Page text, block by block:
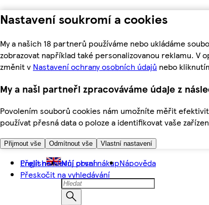
Nastavení soukromí a cookies
My a našich 18 partnerů používáme nebo ukládáme
zobrazovat například také personalizovanou reklamu. V
změnit v Nastavení ochrany osobních údajů nebo
My a naši partneři zpracováváme údaje z
Povolením souborů cookies nám umožníte měřit
používat přesná data o poloze a identifikovat vaše
Přijmout vše Odmítnout vše Vlastní nastavení
Přejít na hlavní obsah
Přeskočit na vyhledávání
English Můj první nákupNápověda